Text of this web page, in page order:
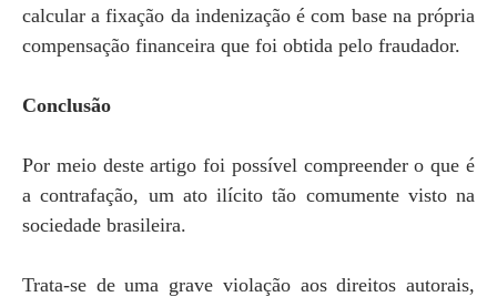
calcular a fixação da indenização é com base na própria
compensação financeira que foi obtida pelo fraudador.
Conclusão
Por meio deste artigo foi possível compreender o que é
a contrafação, um ato ilícito tão comumente visto na
sociedade brasileira.
Trata-se de uma grave violação aos direitos autorais,